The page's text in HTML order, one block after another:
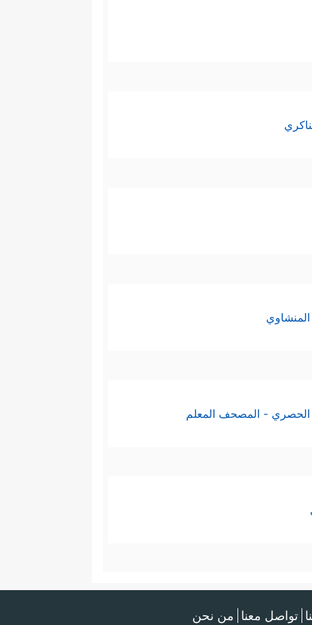
الحصري - المصحف المعلم
تواصل معنا من نحن